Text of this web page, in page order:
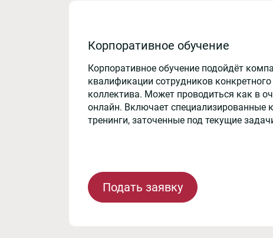
Корпоративное обучение
Корпоративное обучение подойдёт
квалификации сотрудников конкретного
коллектива. Может проводиться как в
онлайн. Включает специализированные
тренинги, заточенные под текущие
Подать заявку